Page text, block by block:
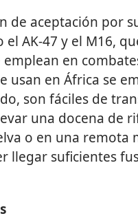
de aceptación por
AK-47 y el M16,
en
usan en África se
son fáciles de
una docena de
o en una remota
llegar suficientes